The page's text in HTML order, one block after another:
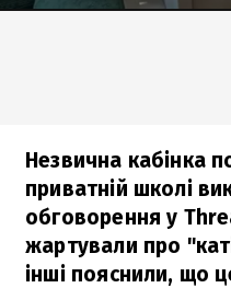
Незвична кабінка
приватній школі
обговорення у
жартували про
інші пояснили, що